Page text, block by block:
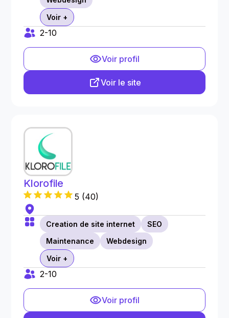
Voir +
2-10
Voir profil
Voir le site
Klorofile
5 (40)
Creation de site internet
SEO
Maintenance
Webdesign
Voir +
2-10
Voir profil